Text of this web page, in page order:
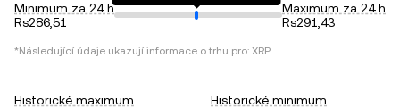
Minimum za 24 h
Rs286,51
Maximum za 24 h
Rs291,43
*Následující údaje ukazují informace o trhu pro: XRP.
Historické maximum
Historické minimum